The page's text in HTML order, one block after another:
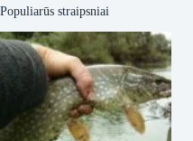
Populiarūs straipsniai